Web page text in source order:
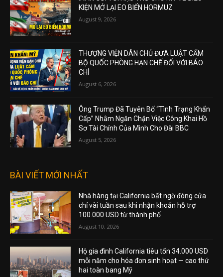
KIỆN MỞ LẠI EO BIỂN HORMUZ
August 9, 2026
THƯỢNG VIỆN DÂN CHỦ ĐƯA LUẬT CẤM
BỘ QUỐC PHÒNG HẠN CHẾ ĐỐI VỚI BÁO
CHÍ
August 6, 2026
Ông Trump Đã Tuyên Bố “Tình Trạng Khẩn
Cấp” Nhằm Ngăn Chặn Việc Công Khai Hồ
Sơ Tài Chính Của Mình Cho Đài BBC
August 5, 2026
BÀI VIẾT MỚI NHẤT
Nhà hàng tại California bất ngờ đóng cửa
chỉ vài tuần sau khi nhận khoản hỗ trợ
100.000 USD từ thành phố
August 10, 2026
Hộ gia đình California tiêu tốn 34.000 USD
mỗi năm cho hóa đơn sinh hoạt — cao thứ
hai toàn bang Mỹ